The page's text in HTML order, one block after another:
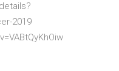
2019